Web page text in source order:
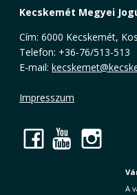
Kecskemét Megyei
Cím: 6000 Kecskemét,
Telefon: +36-76/513-513
E-mail:
Impresszum
A